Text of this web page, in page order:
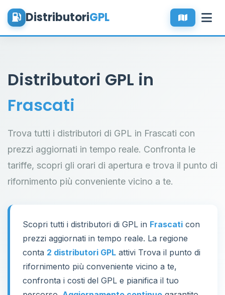
DistributoriGPL
Distributori GPL in
Frascati
Trova tutti i distributori di GPL in Frascati con
prezzi aggiornati in tempo reale. Confronta le
tariffe, scopri gli orari di apertura e trova il punto di
rifornimento più conveniente vicino a te.
Scopri tutti i distributori di GPL in Frascati con
prezzi aggiornati in tempo reale. La regione
conta 2 distributori GPL attivi Trova il punto di
rifornimento più conveniente vicino a te,
confronta i costi del GPL e pianifica il tuo